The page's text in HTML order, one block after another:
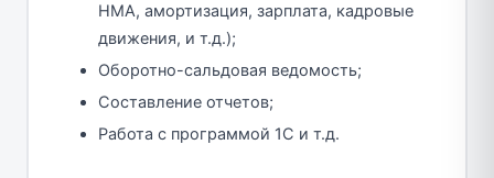
НМА, амортизация, зарплата, кадровые
движения, и т.д.);
Оборотно-сальдовая ведомость;
Составление отчетов;
Работа с программой 1С и т.д.